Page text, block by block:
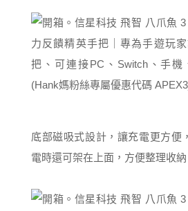
底部磁吸式設計，讓充電更方便
電時還可架在上面，方便整理收納